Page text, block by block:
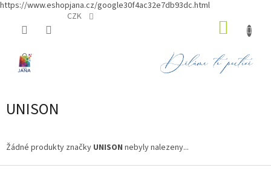
https://www.eshopjana.cz/google30f4ac32e7db93dc.html
CZK
UNISON
Žádné produkty značky UNISON nebyly nalezeny...
Z